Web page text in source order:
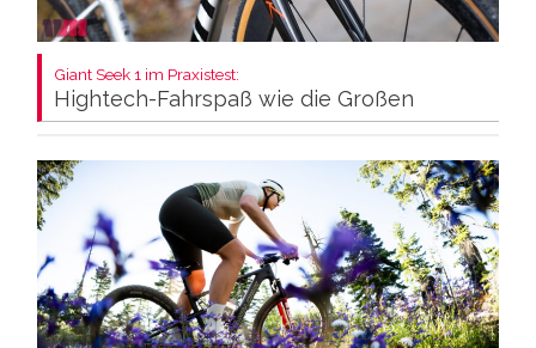
Giant Seek 1 im Praxistest:
Hightech-Fahrspaß wie die Großen